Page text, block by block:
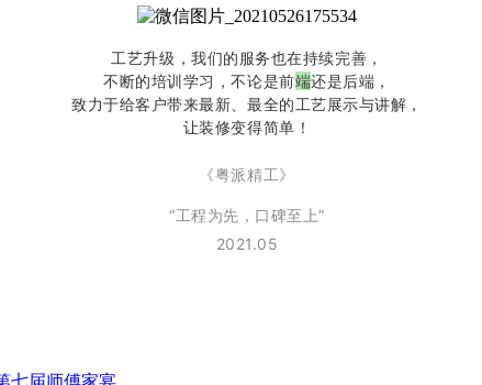
工艺升级，我们的服务也在持续完善，
不断的培训学习，不论是前端还是后端，
致力于给客户带来最新、最全的工艺展示与讲解，
让装修变得简单！
《粤派精工》
“工程为先，口碑至上”
2021.05
七届师傅家宴